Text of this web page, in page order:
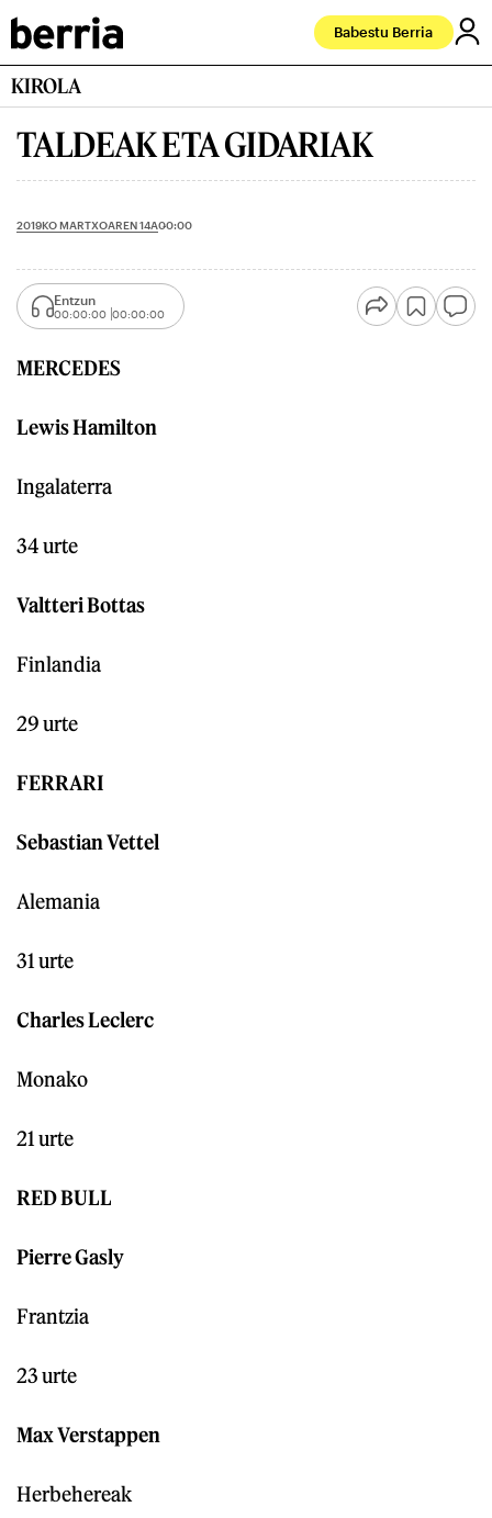
Babestu Berria
KIROLA
TALDEAK ETA GIDARIAK
2019KO MARTXOAREN 14A00:00
Entzun
00:00:00 00:00:00
MERCEDES
Lewis Hamilton
Ingalaterra
34 urte
Valtteri Bottas
Finlandia
29 urte
FERRARI
Sebastian Vettel
Alemania
31 urte
Charles Leclerc
Monako
21 urte
RED BULL
Pierre Gasly
Frantzia
23 urte
Max Verstappen
Herbehereak